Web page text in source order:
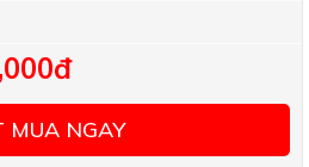
MUA NGAY